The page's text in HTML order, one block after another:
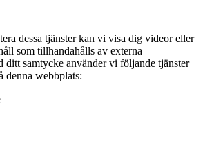
dessa tjänster kan vi visa dig videor eller
som tillhandahålls av externa
ditt samtycke använder vi följande tjänster
denna webbplats: